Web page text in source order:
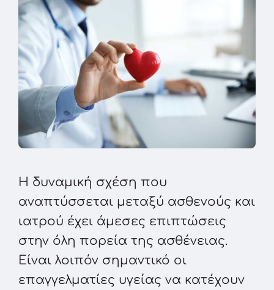
Η δυναμική σχέση που
αναπτύσσεται μεταξύ ασθενούς και
ιατρού έχει άμεσες επιπτώσεις
στην όλη πορεία της ασθένειας.
Είναι λοιπόν σημαντικό οι
επαγγελματίες υγείας να κατέχουν